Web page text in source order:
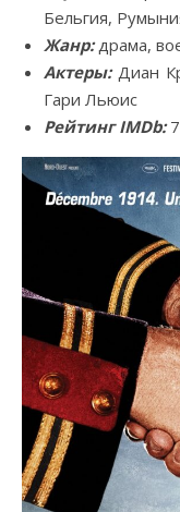
Бельгия,
Жанр:драма,
Актеры:Диан
Гари Льюис
Рейтинг IMDb: